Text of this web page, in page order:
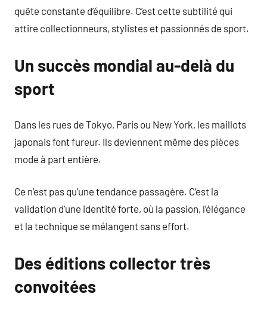
quête constante d’équilibre. C’est cette subtilité qui
attire collectionneurs, stylistes et passionnés de sport.
Un succès mondial au-delà du
sport
Dans les rues de Tokyo, Paris ou New York, les maillots
japonais font fureur. Ils deviennent même des pièces
mode à part entière.
Ce n’est pas qu’une tendance passagère. C’est la
validation d’une identité forte, où la passion, l’élégance
et la technique se mélangent sans effort.
Des éditions collector très
convoitées